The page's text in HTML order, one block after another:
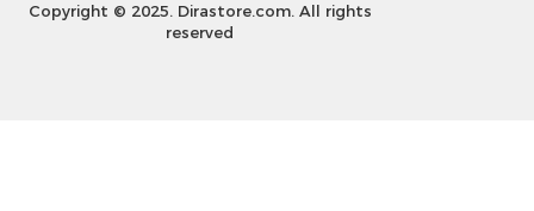
Copyright © 2025. Dirastore.com. All rights
reserved